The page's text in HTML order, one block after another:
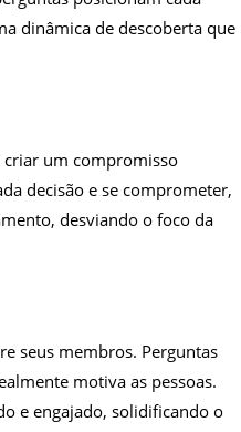
dinâmica de descoberta que
um compromisso
decisão e se comprometer,
desviando o foco da
seus membros. Perguntas
motiva as pessoas.
e engajado, solidificando o